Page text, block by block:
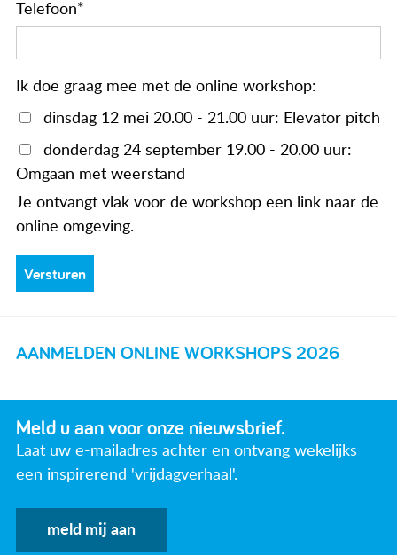
Contact
AANMELDEN ONLINE WORKSHOPS 2026
Telefoon*
Ik doe graag mee met de online workshop:
dinsdag 12 mei 20.00 - 21.00 uur: Elevator pitch
donderdag 24 september 19.00 - 20.00 uur:
Omgaan met weerstand
Je ontvangt vlak voor de workshop een link naar de
online omgeving.
Meld u aan voor onze nieuwsbrief.
Laat uw e-mailadres achter en ontvang wekelijks
een inspirerend 'vrijdagverhaal'.
meld mij aan